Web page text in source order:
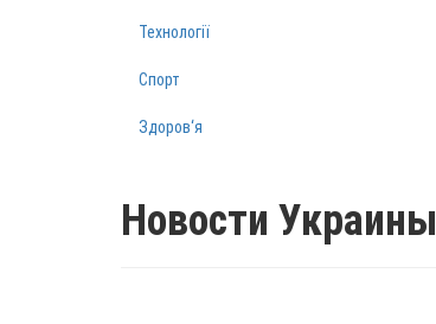
Технології
Спорт
Здоров‘я
Новости Украины